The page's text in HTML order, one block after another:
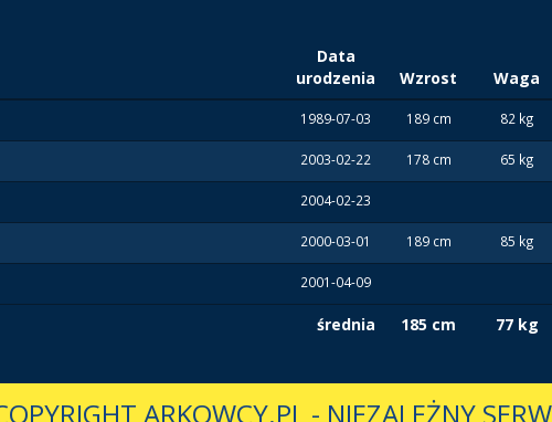
Data
urodzenia
Wzrost Waga
1989-07-03 189 cm 82 kg
2003-02-22 178 cm 65 kg
2004-02-23
2000-03-01 189 cm 85 kg
2001-04-09
średnia
185 cm 77 kg
ARKOWCY.PL - NIEZALEŻNY